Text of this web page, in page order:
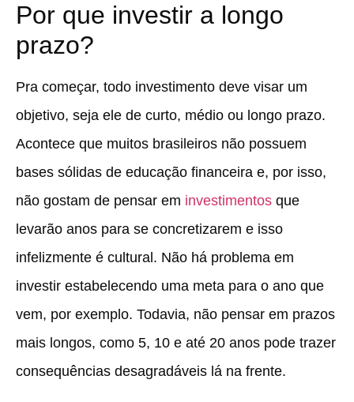
Por que investir a longo
prazo?
Pra começar, todo investimento deve visar um
objetivo, seja ele de curto, médio ou longo prazo.
Acontece que muitos brasileiros não possuem
bases sólidas de educação financeira e, por isso,
não gostam de pensar em investimentos que
levarão anos para se concretizarem e isso
infelizmente é cultural. Não há problema em
investir estabelecendo uma meta para o ano que
vem, por exemplo. Todavia, não pensar em prazos
mais longos, como 5, 10 e até 20 anos pode trazer
consequências desagradáveis lá na frente.